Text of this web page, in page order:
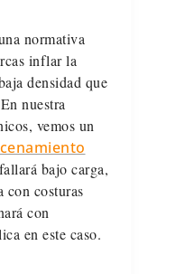
normativa
inflar la
densidad que
nuestra
vemos un
bajo carga,
con costuras
con
en este caso.